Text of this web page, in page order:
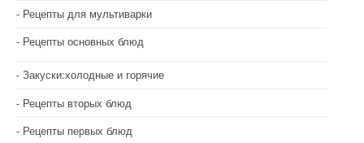
Рецепты для мультиварки
Рецепты основных блюд
Закуски:холодные и горячие
Рецепты вторых блюд
Рецепты первых блюд